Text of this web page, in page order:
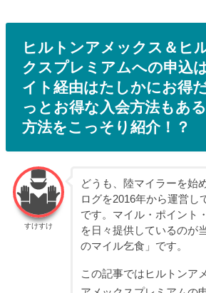
ヒルトンアメックス＆ヒ
クスプレミアムへの申込
イト経由はたしかにお得
っとお得な入会方法もあ
方法をこっそり紹介！？
すけすけ
どうも、陸マイラーを始
ログを2016年から運営し
です。マイル・ポイント
を日々提供しているのが
のマイル乞食」です。
この記事ではヒルトンア